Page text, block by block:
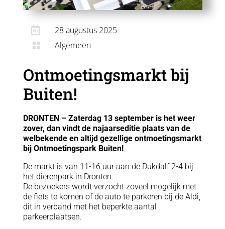
 28 augustus 2025
 Algemeen
Ontmoetingsmarkt bij
Buiten!
DRONTEN – Zaterdag 13 september is het weer
zover, dan vindt de najaarseditie plaats van de
welbekende en altijd gezellige ontmoetingsmarkt
bij Ontmoetingspark Buiten!
De markt is van 11-16 uur aan de Dukdalf 2-4 bij
het dierenpark in Dronten.
De bezoekers wordt verzocht zoveel mogelijk met
de fiets te komen of de auto te parkeren bij de Aldi,
dit in verband met het beperkte aantal
parkeerplaatsen.